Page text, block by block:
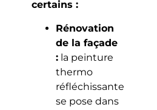
certains :
Rénovation
de la façade
:la peinture
thermo
réfléchissante
se pose dans